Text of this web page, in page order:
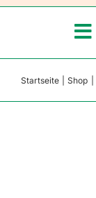
Startseite Shop